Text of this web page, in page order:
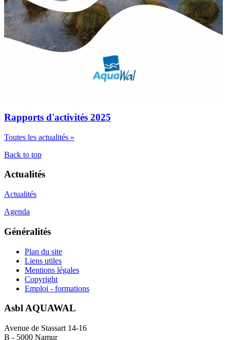
Rapports d'activités 2025
Toutes les actualités »
Back to top
Actualités
Actualités
Agenda
Généralités
Plan du site
Liens utiles
Mentions légales
Copyright
Emploi - formations
Asbl AQUAWAL
Avenue de Stassart 14-16
B - 5000 Namur